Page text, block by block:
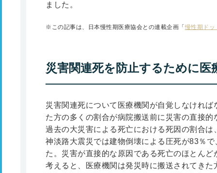
ました。
※この記事は、日本慢性期医療協会との連載企画「 慢性期ドッ
災害関連死を防止するために
災害関連死について医療機関が自覚しなけれ
た方の多くの割合が病院搬送前に災害の直接
過去の大災害による死亡における死因の割合
神淡路大震災では建物倒壊による圧死が83％
た。災害が直接的な原因である死亡のほとん
考えると、医療機関は発災時に搬送されてき